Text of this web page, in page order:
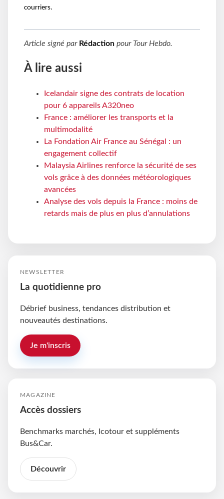
courriers.
Article signé par Rédaction pour Tour Hebdo.
À lire aussi
Icelandair signe des contrats de location
pour 6 appareils A320neo
France : améliorer les transports et la
multimodalité
La Fondation Air France au Sénégal : un
engagement collectif
Malaysia Airlines renforce la sécurité de ses
vols grâce à des données météorologiques
avancées
Analyse des vols depuis la France : moins de
retards mais de plus en plus d’annulations
NEWSLETTER
La quotidienne pro
Débrief business, tendances distribution et
nouveautés destinations.
Je m'inscris
MAGAZINE
Accès dossiers
Benchmarks marchés, Icotour et suppléments
Bus&Car.
Découvrir